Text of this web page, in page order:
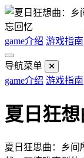
忘回忆
game介绍 游戏指南
导航菜单
game介绍 游戏指南
夏日狂
夏日狂思曲：乡间